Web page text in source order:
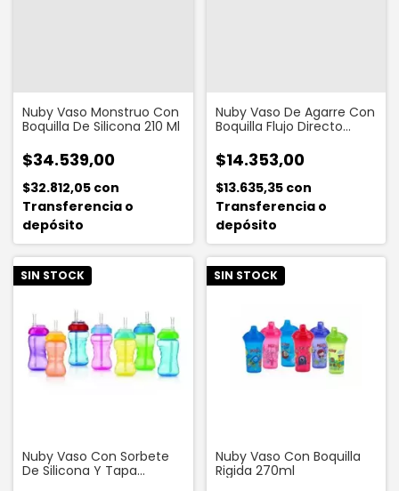
Nuby Vaso Monstruo Con
Boquilla De Silicona 210 Ml
$34.539,00
$32.812,05 con
Transferencia o
depósito
Nuby Vaso De Agarre Con
Boquilla Flujo Directo
$14.353,00
$13.635,35 con
Transferencia o
depósito
SIN STOCK
Nuby Vaso Con Sorbete
De Silicona Y Tapa
SIN STOCK
Nuby Vaso Con Boquilla
Rigida 270ml